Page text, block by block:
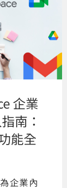
企業
南：
能全
企業內